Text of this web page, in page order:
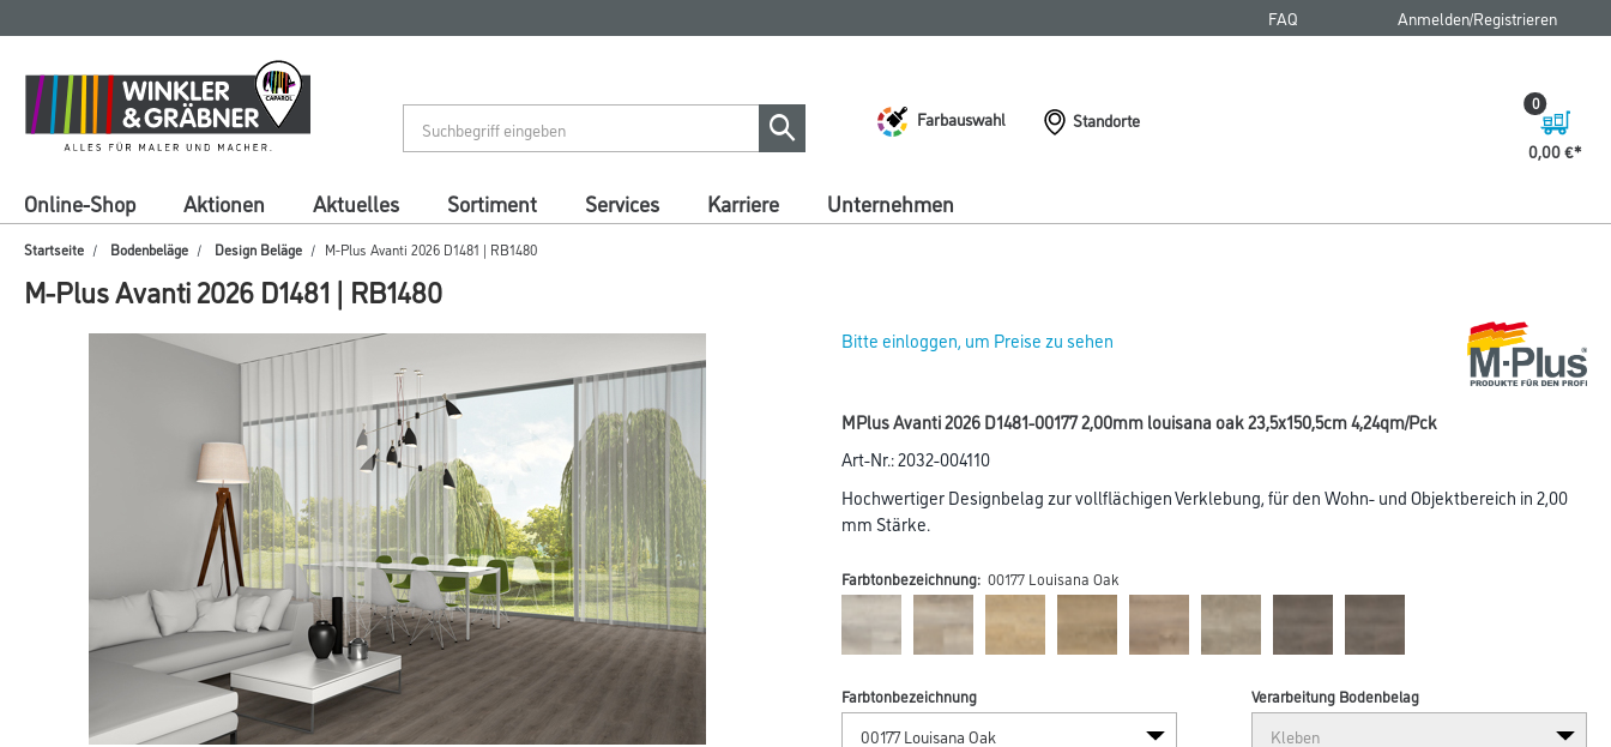
springen
springen
FAQ Anmelden/Registrieren
Farbauswahl
Standorte
0,00 €
0
Online-Shop Aktionen Aktuelles Sortiment Services Karriere Unternehmen
Startseite Bodenbeläge Design Beläge M-Plus Avanti 2026 D1481 | RB1480
M-Plus Avanti 2026 D1481 | RB1480
Bitte einloggen, um Preise zu sehen
MPlus Avanti 2026 D1481-00177 2,00mm louisana oak 23,5x150,5cm 4,24qm/Pck
Art-Nr.:2032-004110
Hochwertiger Designbelag zur vollflächigen Verklebung, für den Wohn- und Objektbereich in 2,00
mm Stärke.
Farbtonbezeichnung: 00177 Louisana Oak
Farbtonbezeichnung Verarbeitung Bodenbelag